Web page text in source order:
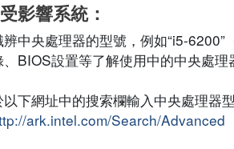
影響系統：
辨中央處理器的型號，例如“i5-6200”
、BIOS設置等了解使用中的中央處理
以下網址中的搜索欄輸入中央處理器
ark.intel.com/Search/Advanced